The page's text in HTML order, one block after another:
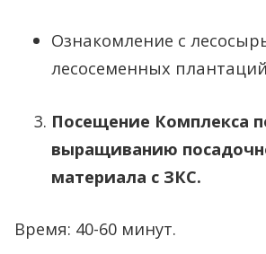
Ознакомление с
лесосеменных
Посещение Комплекса
выращиванию
материала с ЗКС.
Время: 40-60 минут.